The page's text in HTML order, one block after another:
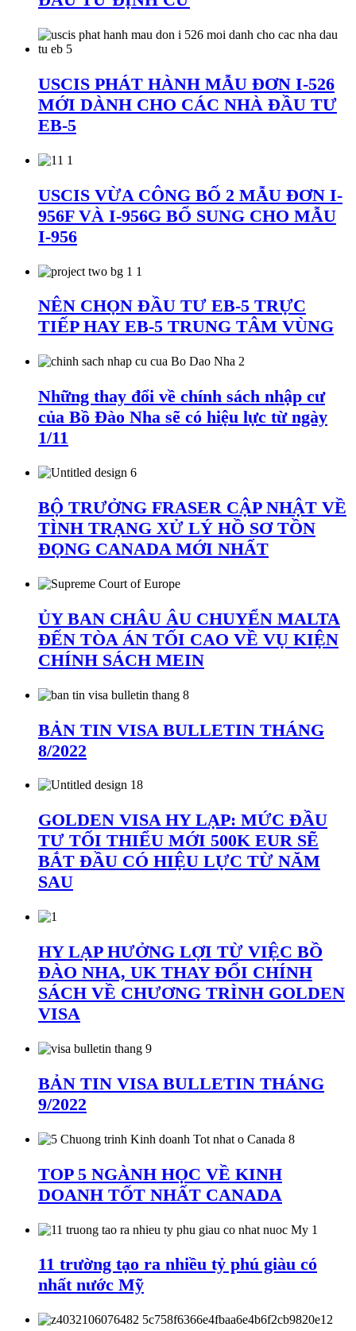
USCIS PHÁT HÀNH MẪU ĐƠN I-526
MỚI DÀNH CHO CÁC NHÀ ĐẦU TƯ
EB-5
USCIS VỪA CÔNG BỐ 2 MẪU ĐƠN I-
956F VÀ I-956G BỔ SUNG CHO MẪU
I-956
NÊN CHỌN ĐẦU TƯ EB-5 TRỰC
TIẾP HAY EB-5 TRUNG TÂM VÙNG
Những thay đổi về chính sách nhập cư
của Bồ Đào Nha sẽ có hiệu lực từ ngày
1/11
BỘ TRƯỞNG FRASER CẬP NHẬT VỀ
TÌNH TRẠNG XỬ LÝ HỒ SƠ TỒN
ĐỌNG CANADA MỚI NHẤT
ỦY BAN CHÂU ÂU CHUYỂN MALTA
ĐẾN TÒA ÁN TỐI CAO VỀ VỤ KIỆN
CHÍNH SÁCH MEIN
BẢN TIN VISA BULLETIN THÁNG
8/2022
GOLDEN VISA HY LẠP: MỨC ĐẦU
TƯ TỐI THIỂU MỚI 500K EUR SẼ
BẮT ĐẦU CÓ HIỆU LỰC TỪ NĂM
SAU
HY LẠP HƯỞNG LỢI TỪ VIỆC BỒ
ĐÀO NHA, UK THAY ĐỔI CHÍNH
SÁCH VỀ CHƯƠNG TRÌNH GOLDEN
VISA
BẢN TIN VISA BULLETIN THÁNG
9/2022
TOP 5 NGÀNH HỌC VỀ KINH
DOANH TỐT NHẤT CANADA
11 trường tạo ra nhiều tỷ phú giàu có
nhất nước Mỹ